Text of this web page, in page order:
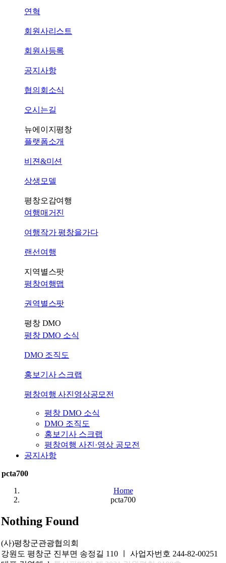
연혁
회원사리스트
회원사등록
공지사항
협의회소식
오시는길
뉴에이지평창
플랫폼소개
비젼&미션
상생모델
평창오감여행
여행매거진
여행작가 평창을가다
랜선여행
지역별스팟
평창여행맵
권역별스팟
평창 DMO
평창 DMO 소식
DMO 조직도
홍보기사 스크랩
평창여행 사진영상공모전
평창 DMO 소식
DMO 조직도
홍보기사 스크랩
평창여행 사진·영상 공모전
공지사항
pcta700
Home
pcta700
Nothing Found
(사)평창군관광협의회
강원도 평창군 진부면 송정길 110 ㅣ 사업자번호 244-82-00251